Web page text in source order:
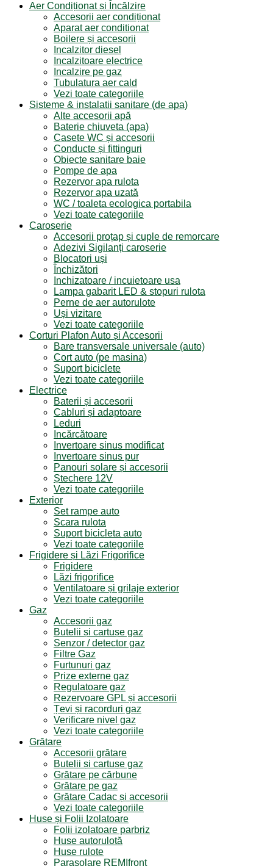
Aer Condiționat și Încălzire
Accesorii aer condiționat
Aparat aer conditionat
Boilere și accesorii
Incalzitor diesel
Incalzitoare electrice
Incalzire pe gaz
Tubulatura aer cald
Vezi toate categoriile
Sisteme & instalatii sanitare (de apa)
Alte accesorii apă
Baterie chiuveta (apa)
Casete WC și accesorii
Conducte și fittinguri
Obiecte sanitare baie
Pompe de apa
Rezervor apa rulota
Rezervor apa uzată
WC / toaleta ecologica portabila
Vezi toate categoriile
Caroserie
Accesorii proțap și cuple de remorcare
Adezivi Sigilanți caroserie
Blocatori uși
Închizători
Inchizatoare / incuietoare usa
Lampa gabarit LED & stopuri rulota
Perne de aer autorulote
Uși vizitare
Vezi toate categoriile
Corturi Plafon Auto și Accesorii
Bare transversale universale (auto)
Cort auto (pe masina)
Suport biciclete
Vezi toate categoriile
Electrice
Baterii și accesorii
Cabluri și adaptoare
Leduri
Incărcătoare
Invertoare sinus modificat
Invertoare sinus pur
Panouri solare și accesorii
Ștechere 12V
Vezi toate categoriile
Exterior
Set rampe auto
Scara rulota
Suport bicicleta auto
Vezi toate categoriile
Frigidere și Lăzi Frigorifice
Frigidere
Lăzi frigorifice
Ventilatoare și grilaje exterior
Vezi toate categoriile
Gaz
Accesorii gaz
Butelii și cartușe gaz
Senzor / detector gaz
Filtre Gaz
Furtunuri gaz
Prize externe gaz
Regulatoare gaz
Rezervoare GPL și accesorii
Țevi și racorduri gaz
Verificare nivel gaz
Vezi toate categoriile
Grătare
Accesorii grătare
Butelii și cartușe gaz
Grătare pe cărbune
Grătare pe gaz
Grătare Cadac și accesorii
Vezi toate categoriile
Huse și Folii Izolatoare
Folii izolatoare parbriz
Huse autorulotă
Huse rulote
Parasolare REMIfront